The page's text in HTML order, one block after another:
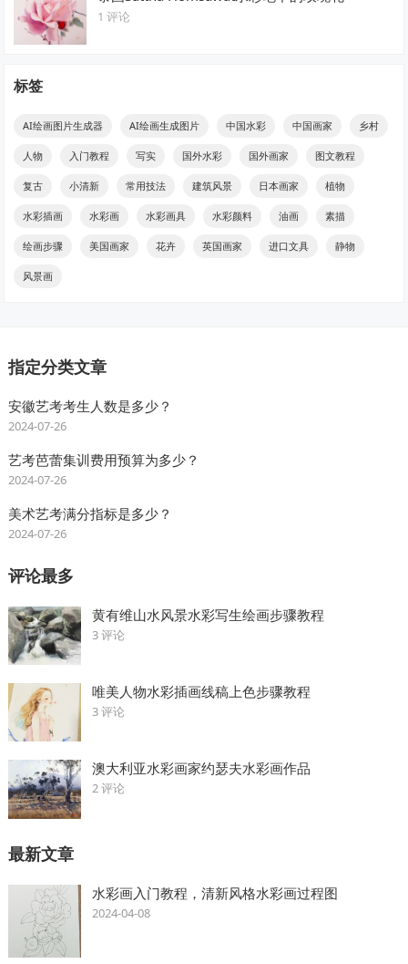
1 评论
标签
AI绘画图片生成器 AI绘画生成图片 中国水彩 中国画家 乡村
人物 入门教程 写实 国外水彩 国外画家 图文教程
复古 小清新 常用技法 建筑风景 日本画家 植物
水彩插画 水彩画 水彩画具 水彩颜料 油画 素描
绘画步骤 美国画家 花卉 英国画家 进口文具 静物
风景画
指定分类文章
安徽艺考考生人数是多少？
2024-07-26
艺考芭蕾集训费用预算为多少？
2024-07-26
美术艺考满分指标是多少？
2024-07-26
评论最多
黄有维山水风景水彩写生绘画步骤教程
3 评论
唯美人物水彩插画线稿上色步骤教程
3 评论
澳大利亚水彩画家约瑟夫水彩画作品
2 评论
最新文章
水彩画入门教程，清新风格水彩画过程图
2024-04-08